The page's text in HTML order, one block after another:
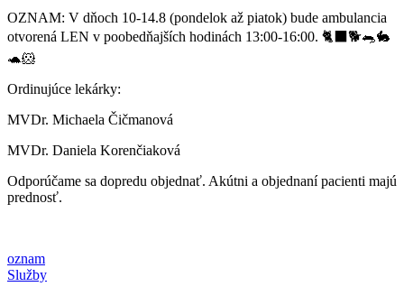
OZNAM: V dňoch 10-14.8 (pondelok až piatok) bude ambulancia
otvorená LEN v poobedňajších hodinách 13:00-16:00. 🐈‍⬛🐕🐀🐇
🐢🐹
Ordinujúce lekárky:
MVDr. Michaela Čičmanová
MVDr. Daniela Korenčiaková
Odporúčame sa dopredu objednať. Akútni a objednaní pacienti majú
prednosť.
oznam
Služby